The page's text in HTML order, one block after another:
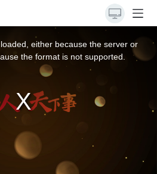
either because the server or
the format is not supported.